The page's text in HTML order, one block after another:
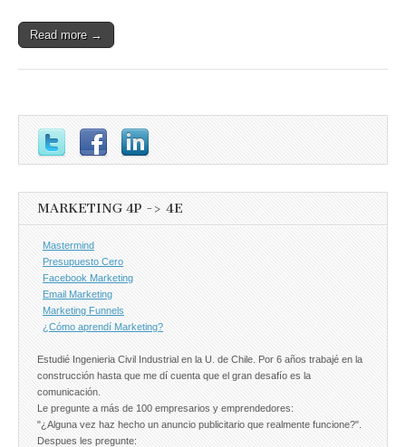
Read more →
MARKETING 4P -> 4E
Mastermind
Presupuesto Cero
Facebook Marketing
Email Marketing
Marketing Funnels
¿Cómo aprendí Marketing?
Estudié Ingenieria Civil Industrial en la U. de Chile. Por 6 años trabajé en la
construcción hasta que me dí cuenta que el gran desafío es la
comunicación.
Le pregunte a más de 100 empresarios y emprendedores:
"¿Alguna vez haz hecho un anuncio publicitario que realmente funcione?".
Despues les pregunte: